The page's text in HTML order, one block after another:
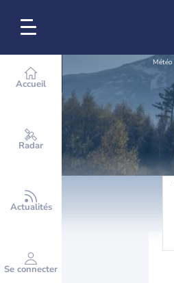
Accueil
Radar
Actualités
Se connecter
Météo